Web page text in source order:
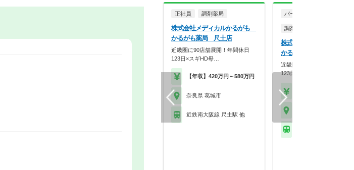
正社員 調剤薬局
株式会社メディカルかるがも
かるがも薬局 尺土店
近畿圏に90店舗展開！年間休日
123日×スギHD母…
【年収】420万円～580万円
奈良県 葛城市
近鉄南大阪線 尺土駅 他
パート・アルバイト
調剤薬局
株式会社メディカルかる
かるがも薬局 尺土店
近畿圏に90店舗展開！年間
123日×スギHD母…